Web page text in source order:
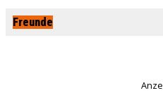
Freunde